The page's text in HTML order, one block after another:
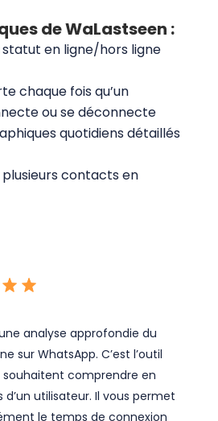
de WaLastseen :
statut en ligne/hors ligne
chaque fois qu’un
ou se déconnecte
quotidiens détaillés
plusieurs contacts en
analyse approfondie du
sur WhatsApp. C’est l’outil
souhaitent comprendre en
utilisateur. Il vous permet
le temps de connexion